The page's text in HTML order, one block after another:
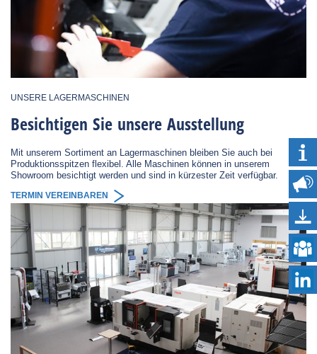
UNSERE LAGERMASCHINEN
Besichtigen Sie unsere Ausstellung
Mit unserem Sortiment an Lagermaschinen bleiben Sie auch bei
Produktionsspitzen flexibel. Alle Maschinen können in unserem
Showroom besichtigt werden und sind in kürzester Zeit verfügbar.
TERMIN VEREINBAREN